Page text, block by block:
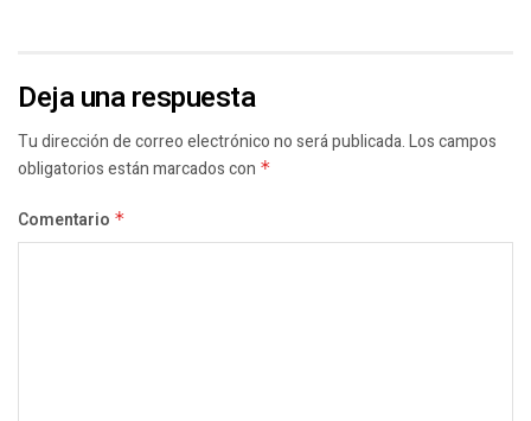
Deja una respuesta
Tu dirección de correo electrónico no será publicada.Los campos
obligatorios están marcados con *
Comentario *